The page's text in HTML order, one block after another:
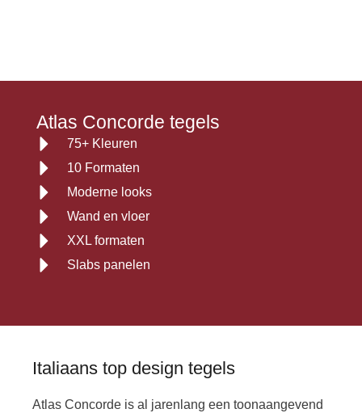
Italiaans top design tegels
Atlas Concorde is al jarenlang een toonaangevend
Atlas Concorde tegels
75+ Kleuren
10 Formaten
Moderne looks
Wand en vloer
XXL formaten
Slabs panelen